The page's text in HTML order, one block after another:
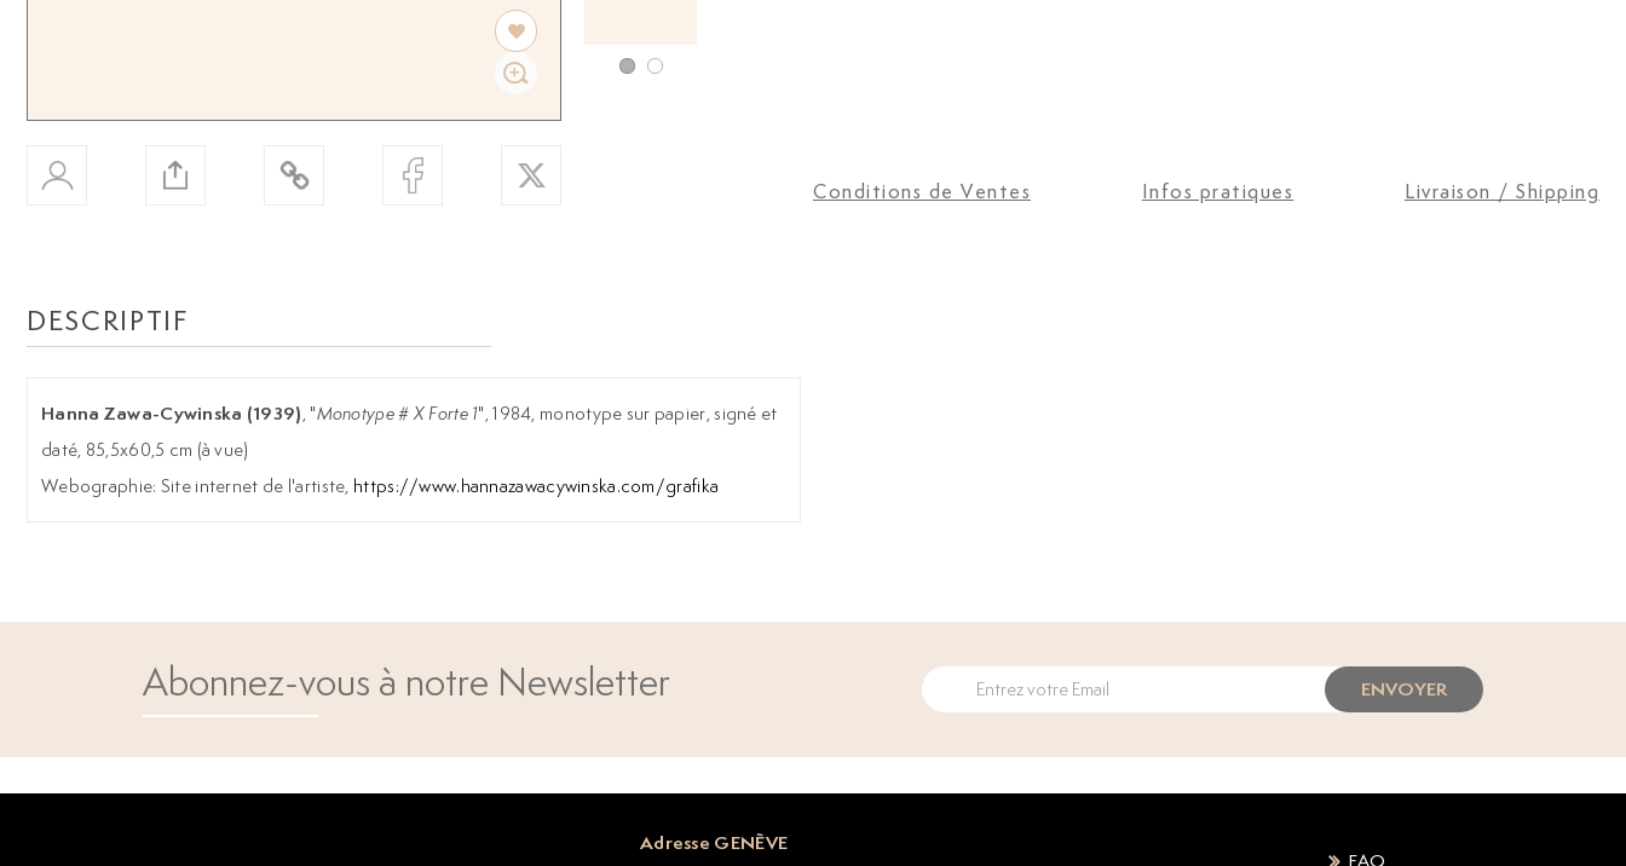
Conditions de Ventes Infos pratiques Livraison / Shipping
DESCRIPTIF
Hanna Zawa-Cywinska (1939), "Monotype # X Forte 1", 1984, monotype sur papier, signé et
daté, 85,5x60,5 cm (à vue)
Webographie: Site internet de l'artiste, https://www.hannazawacywinska.com/grafika
Abonnez-vous à notre Newsletter ENVOYER
Adresse GENÈVE
FAQ